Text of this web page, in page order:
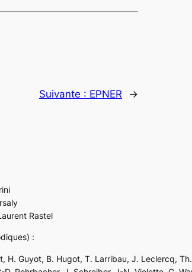
Suivante : EPNER →
Rastel
:
H. Guyot, B. Hugot, T. Larribau, J. Leclercq,